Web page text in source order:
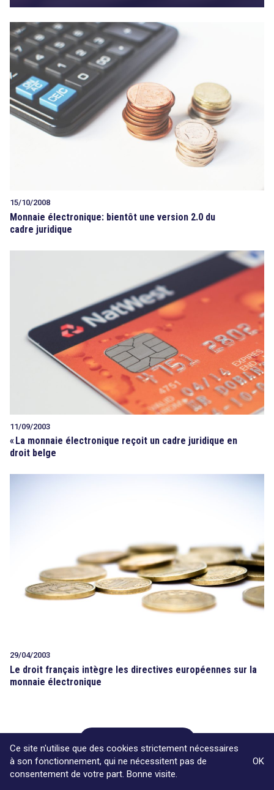
15/10/2008
Monnaie électronique: bientôt une version 2.0 du
cadre juridique
11/09/2003
« La monnaie électronique reçoit un cadre juridique en
droit belge
29/04/2003
Le droit français intègre les directives européennes sur la
monnaie électronique
Ce site n'utilise que des cookies strictement nécessaires
à son fonctionnement, qui ne nécessitent pas de
consentement de votre part. Bonne visite.
OK